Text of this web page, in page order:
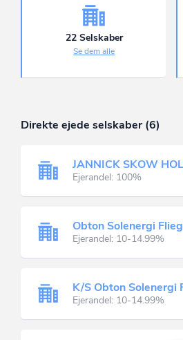
22 Selskaber
Se dem alle
Direkte ejede selskaber (6)
JANNICK SKOW
Ejerandel: 100%
Obton Solenergi
Ejerandel: 10-14.99%
K/S Obton Solenergi
Ejerandel: 10-14.99%